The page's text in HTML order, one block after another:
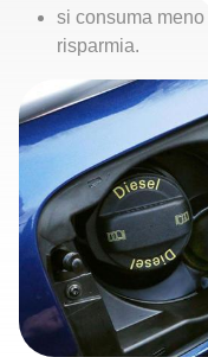
si consuma
risparmia.